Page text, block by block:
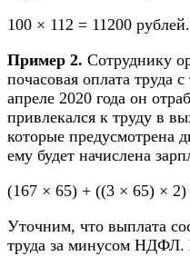
100 × 112 = 11200 рублей.
Пример 2. Сотруднику
почасовая оплата труда
апреле 2020 года он
привлекался к труду в
которые предусмотрена
ему будет начислена
(167 × 65) + ((3 × 65) × 2)
Уточним, что выплата
труда за минусом